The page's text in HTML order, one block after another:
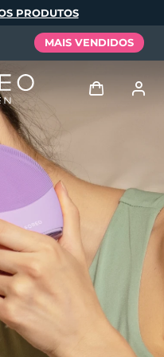
PRODUTOS
MAIS VENDIDOS
Perfil de usuário
Meus aparelhos
Meus pedidos
Meus endereços
minhas subscrições
Español
Português
Русский
繁體中文